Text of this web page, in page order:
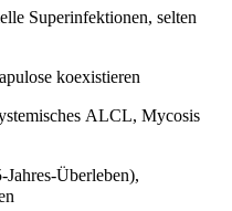
Superinfektionen, selten
koexistieren
ALCL, Mycosis